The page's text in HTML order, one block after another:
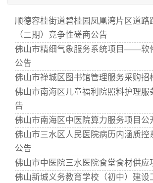
顺德容桂街道碧桂园凤凰湾片区道路
（二期）竞争性磋商公告
佛山市精细气象服务系统项目——软
公告
佛山市禅城区图书馆管理服务采购招
佛山市南海区儿童福利院照料护理服
告
佛山市南海区中医院算力服务项目公
佛山市三水区人民医院病历内涵质控
公告
佛山市中医院三水医院食堂食材供应
佛山新城义务教育学校（初中）建设